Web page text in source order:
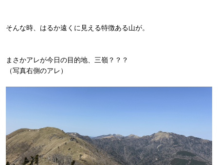
そんな時、はるか遠くに見える特徴ある山が。
まさかアレが今日の目的地、三嶺？？？
（写真右側のアレ）